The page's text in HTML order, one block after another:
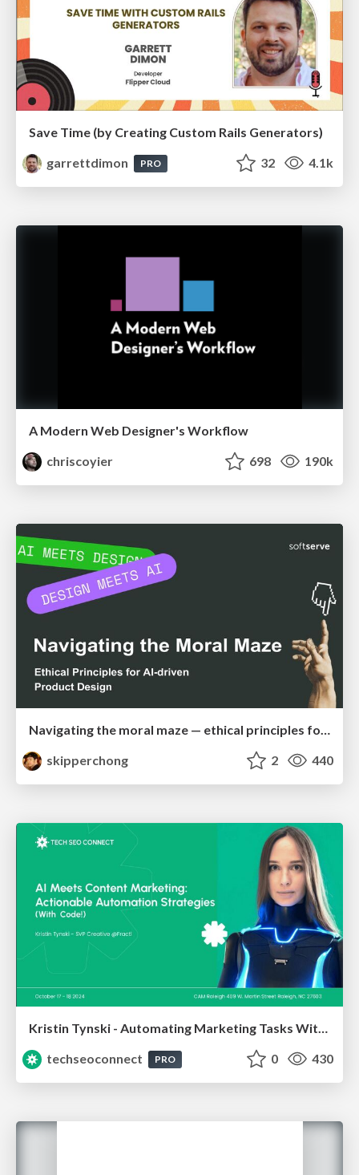
Save Time (by Creating Custom Rails Generators)
garrettdimon
PRO 32 4.1k
A Modern Web Designer's Workflow
chriscoyier
698 190k
Navigating the moral maze — ethical principles for Al-driven product design
skipperchong
2 440
Kristin Tynski - Automating Marketing Tasks With AI
techseoconnect
PRO 0 430